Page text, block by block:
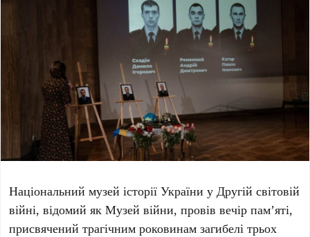
Національний музей історії України у Другій світовій
війні, відомий як Музей війни, провів вечір пам’яті,
присвячений трагічним роковинам загибелітрьох